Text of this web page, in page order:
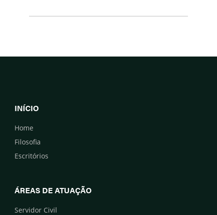
INÍCIO
Home
Filosofia
Escritórios
ÁREAS DE ATUAÇÃO
Servidor Civil